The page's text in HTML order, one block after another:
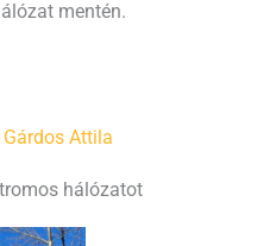
mentén.
Gárdos Attila
hálózatot